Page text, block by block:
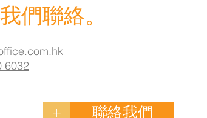
們聯絡。
6032
+ 聯絡我們